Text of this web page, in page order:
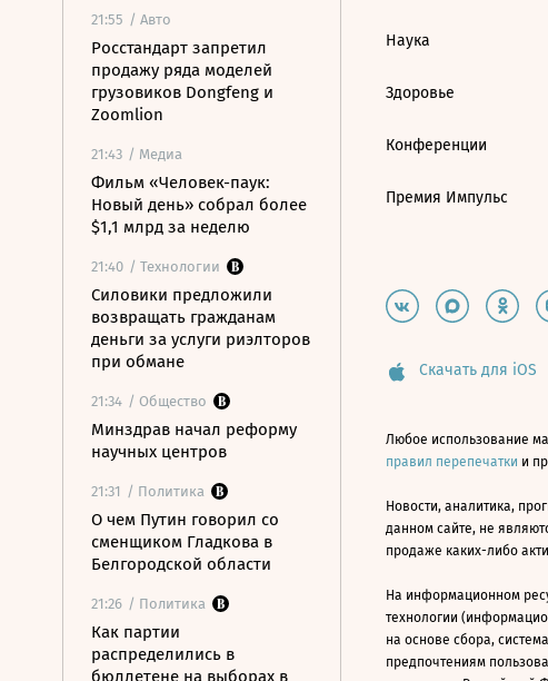
21:55 / Авто
Росстандарт запретил
продажу ряда моделей
грузовиков Dongfeng и
Zoomlion
21:43 / Медиа
Фильм «Человек-паук:
Новый день» собрал более
$1,1 млрд за неделю
21:40 / Технологии
Силовики предложили
возвращать гражданам
деньги за услуги риэлторов
при обмане
21:34 / Общество
Минздрав начал реформу
научных центров
21:31 / Политика
О чем Путин говорил со
сменщиком Гладкова в
Белгородской области
21:26 / Политика
Как партии
распределились в
бюллетене на выборах в
Наука
Здоровье
Конференции
Премия Импульс
Скачать для iOS
Любое использование
правил перепечатки и
Новости, аналитика,
данном сайте, не
продаже каких-либо
На информационном
технологии
на основе сбора,
предпочтениям